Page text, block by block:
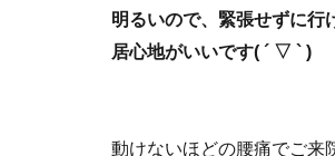
明るいので、緊張せずに行
居心地がいいです( ´ ▽ ` )
動けないほどの腰痛でご来